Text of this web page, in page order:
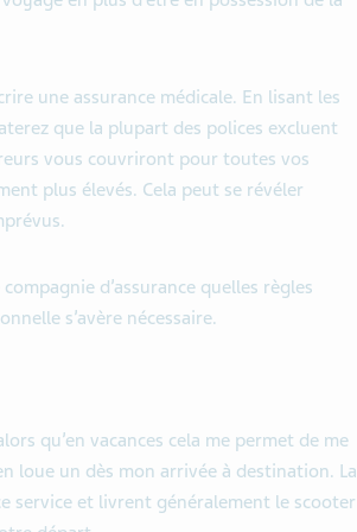
une assurance médicale. En lisant les
que la plupart des polices excluent
vous couvriront pour toutes vos
plus élevés. Cela peut se révéler
.
d’assurance quelles règles
s’avère nécessaire.
qu’en vacances cela me permet de me
loue un dès mon arrivée à destination. La
service et livrent généralement le scooter